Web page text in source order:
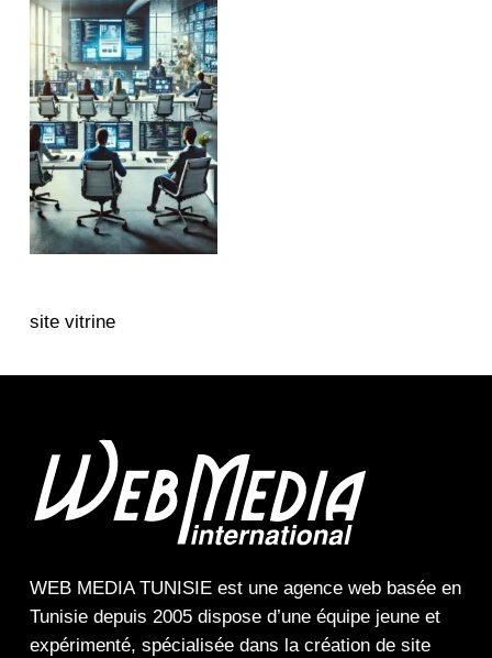
site vitrine
WEB MEDIA TUNISIEest une agence webbasée en
Tunisie depuis 2005 dispose d’une équipe jeune et
expérimenté, spécialisée dans la création de site